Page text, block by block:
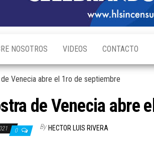
NOSOTROS VIDEOS CONTACTO
de Venecia abre
0 By HECTOR LUIS RIVERA